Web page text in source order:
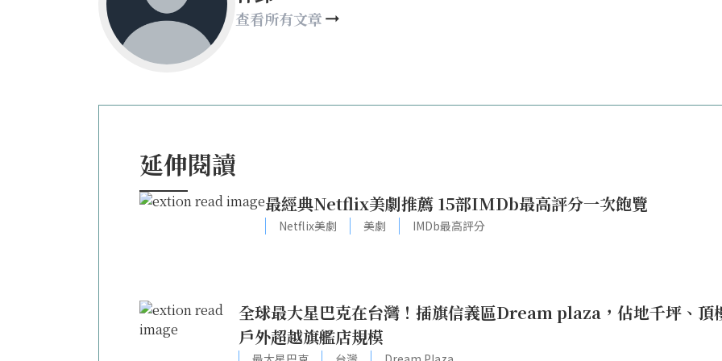
查看所有文章
延伸閱讀
最經典Netflix美劇推薦 15部IMDb最高評分一次飽覽
Netflix美劇 美劇 IMDb最高評分
全球最大星巴克在台灣！插旗信義區Dream plaza，佔地千坪、頂
戶外超越旗艦店規模